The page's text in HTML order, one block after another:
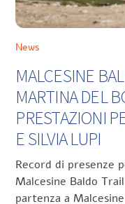
News
MALCESINE
MARTINA DEL
PRESTAZIONI
E SILVIA LUPI
Record di presenze
Malcesine Baldo
partenza a